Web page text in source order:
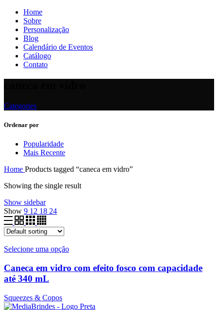
Home
Sobre
Personalização
Blog
Calendário de Eventos
Catálogo
Contato
Categories
Ordenar por
Popularidade
Mais Recente
Home Products tagged “caneca em vidro”
Showing the single result
Show sidebar
Show 9 12 18 24
Selecione uma opção
Caneca em vidro com efeito fosco com capacidade
até 340 mL
Squeezes & Copos